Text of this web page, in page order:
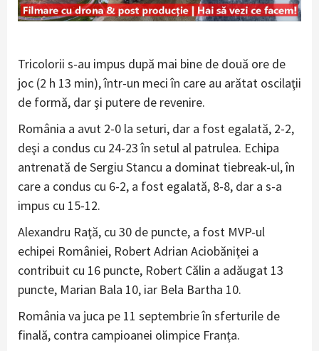
Tricolorii s-au impus după mai bine de două ore de
joc (2 h 13 min), într-un meci în care au arătat oscilaţii
de formă, dar şi putere de revenire.
România a avut 2-0 la seturi, dar a fost egalată, 2-2,
deşi a condus cu 24-23 în setul al patrulea. Echipa
antrenată de Sergiu Stancu a dominat tiebreak-ul, în
care a condus cu 6-2, a fost egalată, 8-8, dar a s-a
impus cu 15-12.
Alexandru Raţă, cu 30 de puncte, a fost MVP-ul
echipei României, Robert Adrian Aciobăniţei a
contribuit cu 16 puncte, Robert Călin a adăugat 13
puncte, Marian Bala 10, iar Bela Bartha 10.
România va juca pe 11 septembrie în sferturile de
finală, contra campioanei olimpice Franța.